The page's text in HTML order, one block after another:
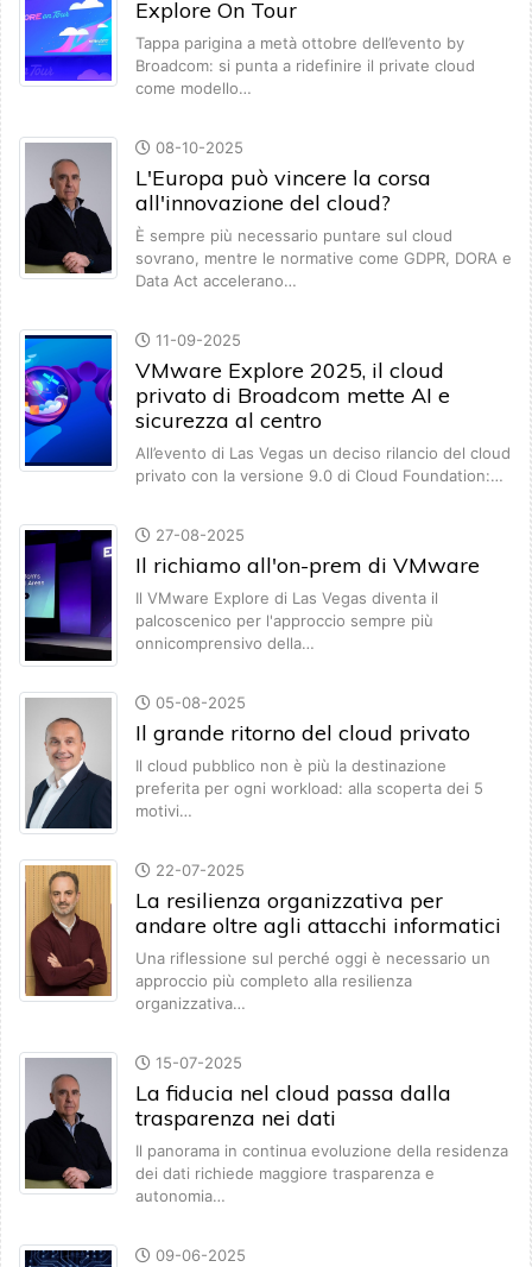
Explore On Tour
Tappa parigina a metà ottobre dell’evento by
Broadcom: si punta a ridefinire il private cloud
come modello…
08-10-2025
L'Europa può vincere la corsa
all'innovazione del cloud?
È sempre più necessario puntare sul cloud
sovrano, mentre le normative come GDPR, DORA e
Data Act accelerano…
11-09-2025
VMware Explore 2025, il cloud
privato di Broadcom mette AI e
sicurezza al centro
All’evento di Las Vegas un deciso rilancio del cloud
privato con la versione 9.0 di Cloud Foundation:…
27-08-2025
Il richiamo all'on-prem di VMware
Il VMware Explore di Las Vegas diventa il
palcoscenico per l'approccio sempre più
onnicomprensivo della…
05-08-2025
Il grande ritorno del cloud privato
Il cloud pubblico non è più la destinazione
preferita per ogni workload: alla scoperta dei 5
motivi…
22-07-2025
La resilienza organizzativa per
andare oltre agli attacchi informatici
Una riflessione sul perché oggi è necessario un
approccio più completo alla resilienza
organizzativa…
15-07-2025
La fiducia nel cloud passa dalla
trasparenza nei dati
Il panorama in continua evoluzione della residenza
dei dati richiede maggiore trasparenza e
autonomia…
09-06-2025